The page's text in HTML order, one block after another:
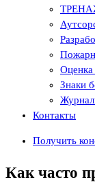
Оценка
Знаки
Контакты
Получить
Как часто